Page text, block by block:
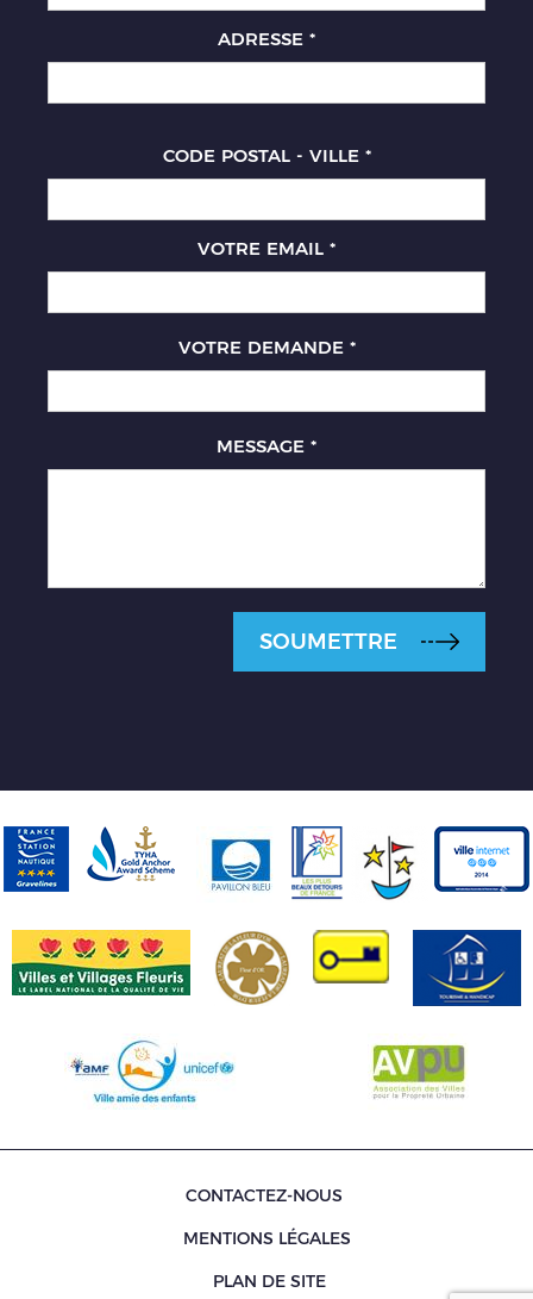
ADRESSE *
CODE POSTAL - VILLE *
VOTRE EMAIL *
VOTRE DEMANDE *
MESSAGE *
SOUMETTRE
CONTACTEZ-NOUS
MENTIONS LÉGALES
PLAN DE SITE